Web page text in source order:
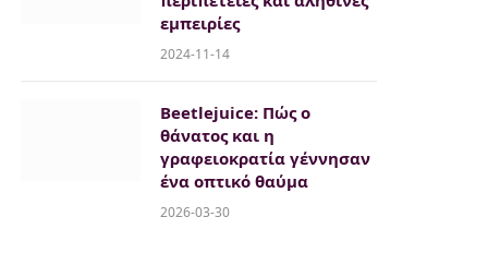
εμπειρίες
2024-11-14
Beetlejuice: Πώς ο
θάνατος και η
γραφειοκρατία γέννησαν
ένα οπτικό θαύμα
2026-03-30